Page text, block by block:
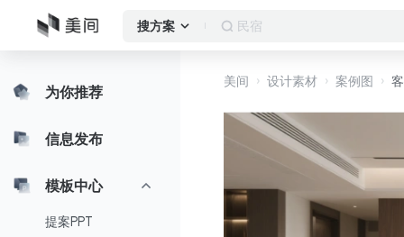
搜方案 民宿
为你推荐
信息发布
模板中心
提案PPT
美间 设计素材 案例图